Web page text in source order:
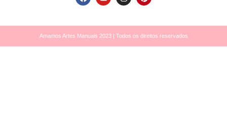
Amamos Artes Manuais 2023 | Todos os direitos reservados